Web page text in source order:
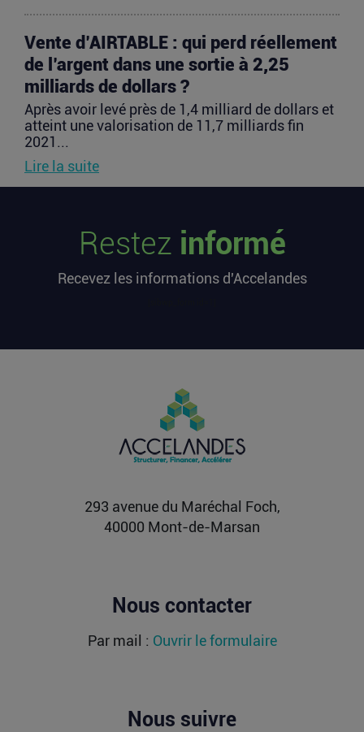
Vente d’AIRTABLE : qui perd réellement
de l’argent dans une sortie à 2,25
milliards de dollars ?
Après avoir levé près de 1,4 milliard de dollars et
atteint une valorisation de 11,7 milliards fin
2021...
Lire la suite
profil et comment candidater ?
2026 les futurs participants français du Projet
affluent vers les futurs moteurs de l’IA
Alors que l’entraînement des grands modèles a
longtemps concentré les investissements, les
Restez informé
Recevez les informations d'Accelandes
293 avenue du Maréchal Foch,
40000 Mont-de-Marsan
Nous contacter
Par mail : Ouvrir le formulaire
Nous suivre